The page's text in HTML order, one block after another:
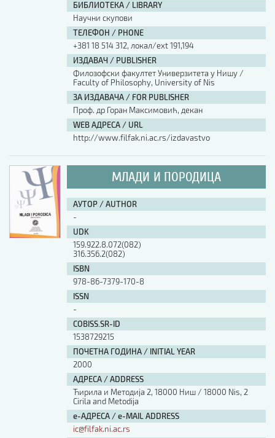
БИБЛИОТЕКА / LIBRARY
Научни скупови
ТЕЛЕФОН / PHONE
+381 18 514 312, локал/ext 191,194
ИЗДАВАЧ / PUBLISHER
Филозофски факултет Универзитета у Нишу /
Faculty of Philosophy, University of Nis
ЗА ИЗДАВАЧА / FOR PUBLISHER
Проф. др Горан Максимовић, декан
WEB АДРЕСА / URL
http://www.filfak.ni.ac.rs/izdavastvo
МЛАДИ И ПОРОДИЦА
АУТОР / AUTHOR
-
UDK
159.922.8.072(082)
316.356.2(082)
ISBN
978-86-7379-170-8
ISSN
-
COBISS.SR-ID
1538729215
ПОЧЕТНА ГОДИНА / INITIAL YEAR
2000
АДРЕСА / ADDRESS
Ћирила и Методија 2, 18000 Ниш / 18000 Nis, 2
Cirila and Metodija
е-АДРЕСА / e-MAIL ADDRESS
ic@filfak.ni.ac.rs